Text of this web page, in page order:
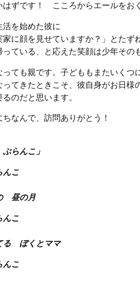
ずです！ こころからエールをおく
を始めた彼に
に顔を見せていますか？」とたず
ている、と応えた笑顔は少年その
ても親です。子どももまたいくつ
てきたときこそ、彼自身がお日様
のだと思います。
なんで、訪問ありがとう！
らんこ」
こ
昼の月
こ
る ぼくとママ
こ